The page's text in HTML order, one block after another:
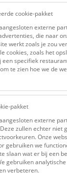
cookie-pakket
externe
die naar
werkt zoals je zou
cookies, zoals het
specifiek
te zien hoe we de
pakket
externe
zullen echter niet
Onze
gebruiken we
slaan wat er bij een
gebruiken
verbeteren.